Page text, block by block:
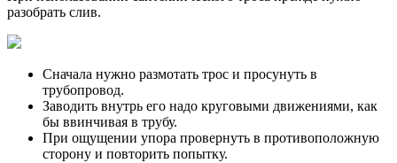
разобрать слив.
Сначала нужно размотать трос и просунуть в
трубопровод.
Заводить внутрь его надо круговыми движениями, как
бы ввинчивая в трубу.
При ощущении упора провернуть в противоположную
сторону и повторить попытку.